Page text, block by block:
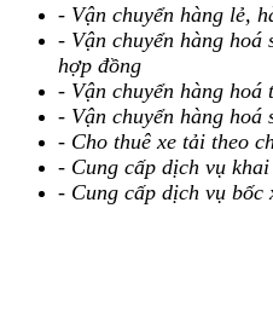
- Vận chuyển hàng lẻ,
- Vận chuyển hàng
hợp đồng
- Vận chuyển hàng hoá
- Vận chuyển hàng
- Cho thuê xe tải theo
- Cung cấp dịch vụ
- Cung cấp dịch vụ bốc